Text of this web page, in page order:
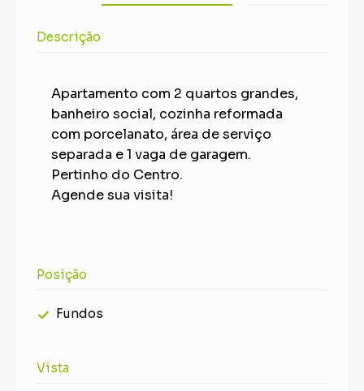
Descrição
Apartamento com 2 quartos grandes,
banheiro social, cozinha reformada
com porcelanato, área de serviço
separada e 1 vaga de garagem.
Pertinho do Centro.
Agende sua visita!
Posição
Fundos
Vista